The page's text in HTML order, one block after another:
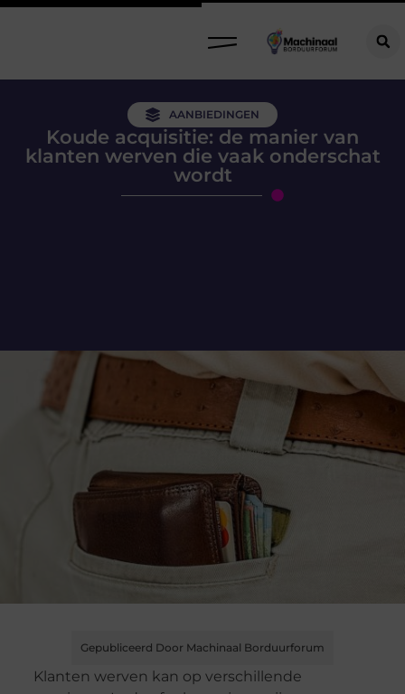
AANBIEDINGEN
Koude acquisitie: de manier van
klanten werven die vaak onderschat
wordt
Gepubliceerd Door Machinaal Borduurforum
Klanten werven kan op verschillende